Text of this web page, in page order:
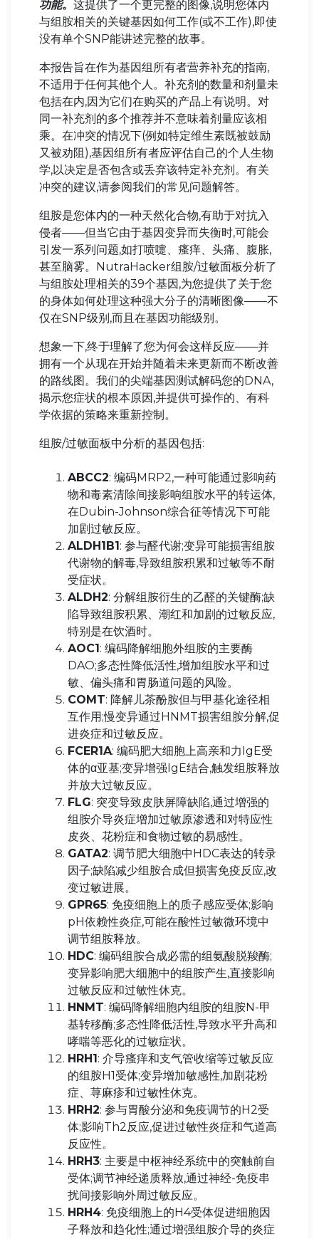
功能。 这提供了一个更完整的图像,说明您体内
与组胺相关的关键基因如何工作(或不工作),即使
没有单个SNP能讲述完整的故事。
本报告旨在作为基因组所有者营养补充的指南,
不适用于任何其他个人。补充剂的数量和剂量未
包括在内,因为它们在购买的产品上有说明。对
同一补充剂的多个推荐并不意味着剂量应该相
乘。在冲突的情况下(例如特定维生素既被鼓励
又被劝阻),基因组所有者应评估自己的个人生物
学,以决定是否包含或丢弃该特定补充剂。有关
冲突的建议,请参阅我们的常见问题解答。
组胺是您体内的一种天然化合物,有助于对抗入
侵者——但当它由于基因变异而失衡时,可能会
引发一系列问题,如打喷嚏、瘙痒、头痛、腹胀,
甚至脑雾。NutraHacker组胺/过敏面板分析了
与组胺处理相关的39个基因,为您提供了关于您
的身体如何处理这种强大分子的清晰图像——不
仅在SNP级别,而且在基因功能级别。
想象一下,终于理解了您为何会这样反应——并
拥有一个从现在开始并随着未来更新而不断改善
的路线图。我们的尖端基因测试解码您的DNA,
揭示您症状的根本原因,并提供可操作的、有科
学依据的策略来重新控制。
组胺/过敏面板中分析的基因包括:
ABCC2: 编码MRP2,一种可能通过影响药
物和毒素清除间接影响组胺水平的转运体,
在Dubin-Johnson综合征等情况下可能
加剧过敏反应。
ALDH1B1: 参与醛代谢;变异可能损害组胺
代谢物的解毒,导致组胺积累和过敏等不耐
受症状。
ALDH2: 分解组胺衍生的乙醛的关键酶;缺
陷导致组胺积累、潮红和加剧的过敏反应,
特别是在饮酒时。
AOC1: 编码降解细胞外组胺的主要酶
DAO;多态性降低活性,增加组胺水平和过
敏、偏头痛和胃肠道问题的风险。
COMT: 降解儿茶酚胺但与甲基化途径相
互作用;慢变异通过HNMT损害组胺分解,促
进炎症和过敏反应。
FCER1A: 编码肥大细胞上高亲和力IgE受
体的α亚基;变异增强IgE结合,触发组胺释放
并放大过敏反应。
FLG: 突变导致皮肤屏障缺陷,通过增强的
组胺介导炎症增加过敏原渗透和对特应性
皮炎、花粉症和食物过敏的易感性。
GATA2: 调节肥大细胞中HDC表达的转录
因子;缺陷减少组胺合成但损害免疫反应,改
变过敏进展。
GPR65: 免疫细胞上的质子感应受体;影响
pH依赖性炎症,可能在酸性过敏微环境中
调节组胺释放。
HDC: 编码组胺合成必需的组氨酸脱羧酶;
变异影响肥大细胞中的组胺产生,直接影响
过敏反应和过敏性休克。
HNMT: 编码降解细胞内组胺的组胺N-甲
基转移酶;多态性降低活性,导致水平升高和
哮喘等恶化的过敏症状。
HRH1: 介导瘙痒和支气管收缩等过敏反应
的组胺H1受体;变异增加敏感性,加剧花粉
症、荨麻疹和过敏性休克。
HRH2: 参与胃酸分泌和免疫调节的H2受
体;影响Th2反应,促进过敏性炎症和气道高
反应性。
HRH3: 主要是中枢神经系统中的突触前自
受体;调节神经递质释放,通过神经-免疫串
扰间接影响外周过敏反应。
HRH4: 免疫细胞上的H4受体促进细胞因
子释放和趋化性;通过增强组胺介导的炎症